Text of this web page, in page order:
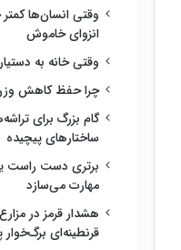
وقتی انسان‌ها
انزوای خاموش
وقتی خانه به
چرا حفظ کاهش
گام بزرگ برای
ساختارهای پیچیده
برتری دست راست
مهارت می‌سازد
هشدار قرمز در
قرنطینه‌ای